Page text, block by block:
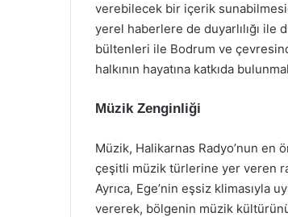
verebilecek bir içerik
yerel haberlere de duyarlılığı
bültenleri ile Bodrum ve
halkının hayatına katkıda
Müzik Zenginliği
Müzik, Halikarnas Radyo’nun en
çeşitli müzik türlerine yer veren
Ayrıca, Ege’nin eşsiz klimasıyla
vererek, bölgenin müzik